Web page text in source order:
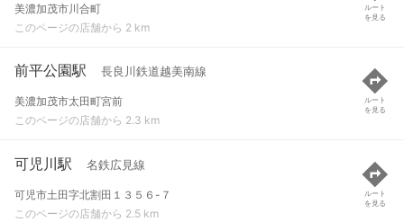
美濃加茂市川合町
このページの店舗から 2 km
ルート
を見る
前平公園駅 長良川鉄道越美南線
美濃加茂市太田町宮前
このページの店舗から 2.3 km
ルート
を見る
可児川駅 名鉄広見線
可児市土田字北割田１３５６-７
このページの店舗から 2.5 km
ルート
を見る